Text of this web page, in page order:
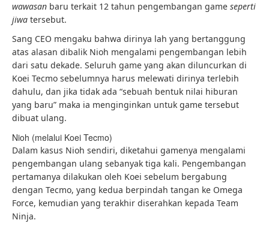
wawasan baru terkait 12 tahun pengembangan game seperti
jiwa tersebut.
Sang CEO mengaku bahwa dirinya lah yang bertanggung
atas alasan dibalik Nioh mengalami pengembangan lebih
dari satu dekade. Seluruh game yang akan diluncurkan di
Koei Tecmo sebelumnya harus melewati dirinya terlebih
dahulu, dan jika tidak ada “sebuah bentuk nilai hiburan
yang baru” maka ia menginginkan untuk game tersebut
dibuat ulang.
Nioh (melalui Koei Tecmo)
Dalam kasus Nioh sendiri, diketahui gamenya mengalami
pengembangan ulang sebanyak tiga kali. Pengembangan
pertamanya dilakukan oleh Koei sebelum bergabung
dengan Tecmo, yang kedua berpindah tangan ke Omega
Force, kemudian yang terakhir diserahkan kepada Team
Ninja.